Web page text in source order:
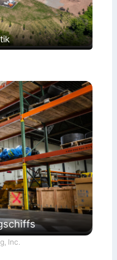
Inc.